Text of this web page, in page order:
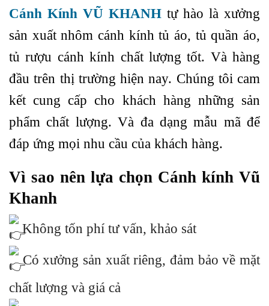
Cánh Kính VŨ KHANH tự hào là xưởng
sản xuất nhôm cánh kính tủ áo, tủ quần áo,
tủ rượu cánh kính chất lượng tốt. Và hàng
đầu trên thị trường hiện nay. Chúng tôi cam
kết cung cấp cho khách hàng những sản
phẩm chất lượng. Và đa dạng mẫu mã để
đáp ứng mọi nhu cầu của khách hàng.
Vì sao nên lựa chọn Cánh kính Vũ
Khanh
Không tốn phí tư vấn, khảo sát
Có xưởng sản xuất riêng, đảm bảo về mặt
chất lượng và giá cả